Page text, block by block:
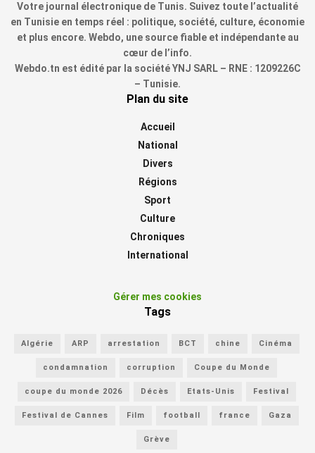
Votre journal électronique de Tunis. Suivez toute l’actualité
en Tunisie en temps réel : politique, société, culture, économie
et plus encore. Webdo, une source fiable et indépendante au
cœur de l’info.
Webdo.tn est édité par la société YNJ SARL – RNE : 1209226C
– Tunisie.
Plan du site
Accueil
National
Divers
Régions
Sport
Culture
Chroniques
International
Gérer mes cookies
Tags
Algérie ARP arrestation BCT chine Cinéma
condamnation corruption Coupe du Monde
coupe du monde 2026 Décès Etats-Unis Festival
Festival de Cannes Film football france Gaza
Grève